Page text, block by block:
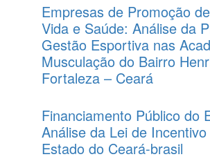
Empresas de Promoção
Vida e Saúde: Análise da
Gestão Esportiva nas
Musculação do Bairro
Fortaleza – Ceará
Financiamento Público do
Análise da Lei de
Estado do Ceará-brasil